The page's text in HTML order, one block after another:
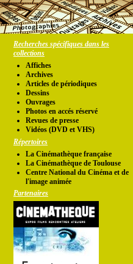
Recherches spécifiques dans les
collections
Affiches
Archives
Articles de périodiques
Dessins
Ouvrages
Photos en accés réservé
Revues de presse
Vidéos (DVD et VHS)
Répertoires
La Cinémathèque française
La Cinémathèque de Toulouse
Centre National du Cinéma et de
l'image animée
Partenaires